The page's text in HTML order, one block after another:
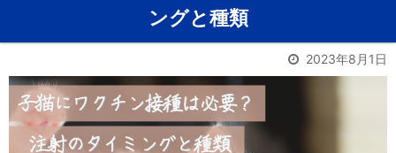
ングと種類
2023年8月1日